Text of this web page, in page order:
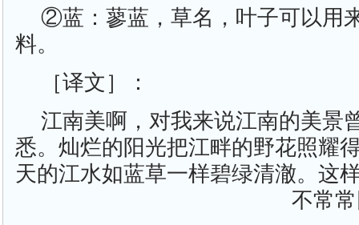
②蓝：蓼蓝，草名，叶子可以用
料。
［译文］：
江南美啊，对我来说江南的美景
悉。灿烂的阳光把江畔的野花照耀
天的江水如蓝草一样碧绿清澈。这
不常